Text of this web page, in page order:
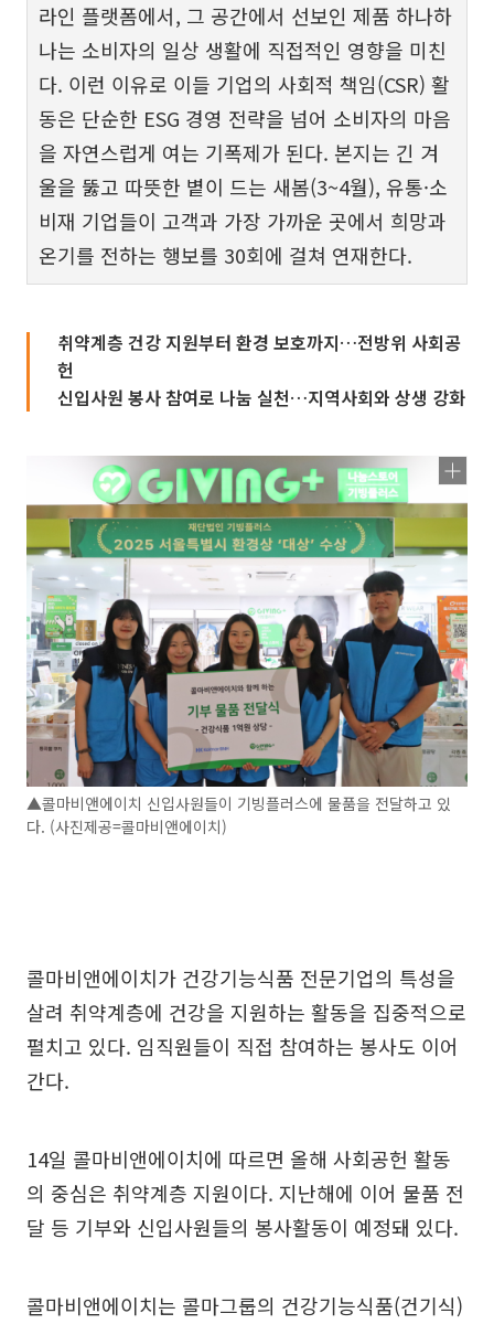
라인 플랫폼에서, 그 공간에서 선보인 제품 하나하
나는 소비자의 일상 생활에 직접적인 영향을 미친
다. 이런 이유로 이들 기업의 사회적 책임(CSR) 활
동은 단순한 ESG 경영 전략을 넘어 소비자의 마음
을 자연스럽게 여는 기폭제가 된다. 본지는 긴 겨
울을 뚫고 따뜻한 볕이 드는 새봄(3~4월), 유통·소
비재 기업들이 고객과 가장 가까운 곳에서 희망과
온기를 전하는 행보를 30회에 걸쳐 연재한다.
취약계층 건강 지원부터 환경 보호까지…전방위 사회공
헌
신입사원 봉사 참여로 나눔 실천…지역사회와 상생 강화
▲콜마비앤에이치 신입사원들이 기빙플러스에 물품을 전달하고 있
다. (사진제공=콜마비앤에이치)
콜마비앤에이치가 건강기능식품 전문기업의 특성을
살려 취약계층에 건강을 지원하는 활동을 집중적으로
펼치고 있다. 임직원들이 직접 참여하는 봉사도 이어
간다.
14일 콜마비앤에이치에 따르면 올해 사회공헌 활동
의 중심은 취약계층 지원이다. 지난해에 이어 물품 전
달 등 기부와 신입사원들의 봉사활동이 예정돼 있다.
콜마비앤에이치는 콜마그룹의 건강기능식품(건기식)